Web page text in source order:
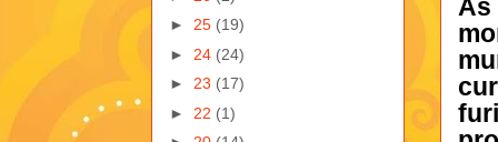
► 25 (19)
► 24 (24)
► 23 (17)
► 22 (1)